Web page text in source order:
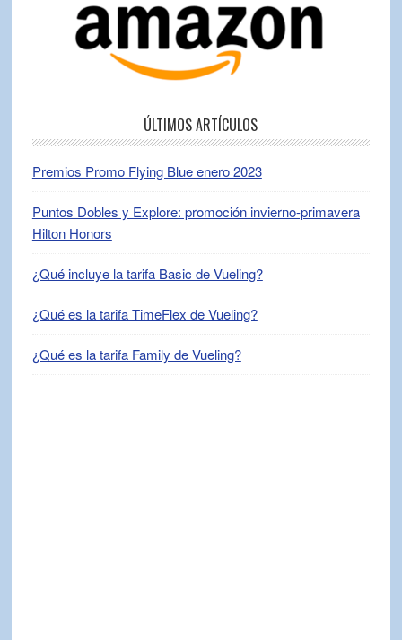
ÚLTIMOS ARTÍCULOS
Premios Promo Flying Blue enero 2023
Puntos Dobles y Explore: promoción invierno-primavera
Hilton Honors
¿Qué incluye la tarifa Basic de Vueling?
¿Qué es la tarifa TimeFlex de Vueling?
¿Qué es la tarifa Family de Vueling?